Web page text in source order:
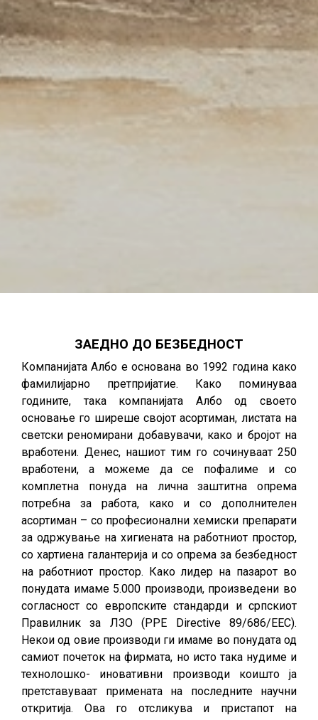
ЗАЕДНО ДО БЕЗБЕДНОСТ
Компанијата Албо е основана во 1992 година како
фамилијарно претпријатие. Како поминуваа
годините, така компанијата Албо од своето
основање го ширеше својот асортиман, листата на
светски реномирани добавувачи, како и бројот на
вработени. Денес, нашиот тим го сочинуваат 250
вработени, а можеме да се пофалиме и со
комплетна понуда на лична заштитна опрема
потребна за работа, како и со дополнителен
асортиман – со професионални хемиски препарати
за одржување на хигиената на работниот простор,
со хартиена галантерија и со опрема за безбедност
на работниот простор. Како лидер на пазарот во
понудата имаме 5.000 производи, произведени во
согласност со европските стандарди и српскиот
Правилник за ЛЗО (PPE Directive 89/686/EEC).
Некои од овие производи ги имаме во понудата од
самиот почеток на фирмата, но исто така нудиме и
технолошко- иновативни производи коишто ја
претставуваат примената на последните научни
откритија. Ова го отсликува и пристапот на